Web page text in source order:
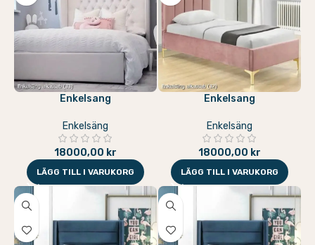
Enkelsang
Enkelsäng
18000,00 kr
LÄGG TILL I VARUKORG
Enkelsang
Enkelsäng
18000,00 kr
LÄGG TILL I VARUKORG